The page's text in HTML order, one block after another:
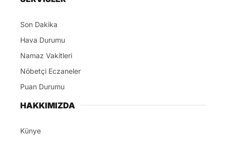
Son Dakika
Hava Durumu
Namaz Vakitleri
Nöbetçi Eczaneler
Puan Durumu
HAKKIMIZDA
Künye